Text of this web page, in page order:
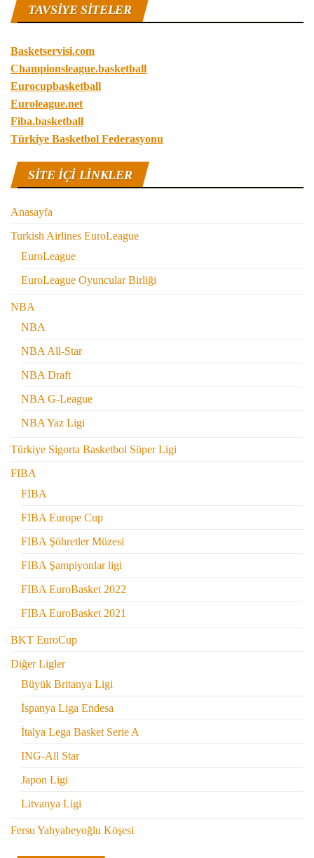
TAVSIYE SITELER
Basketservisi.com
Championsleague.basketball
Eurocupbasketball
Euroleague.net
Fiba.basketball
Türkiye Basketbol Federasyonu
SITE IÇI LINKLER
Anasayfa
Turkish Airlines EuroLeague
EuroLeague
EuroLeague Oyuncular Birliği
NBA
NBA
NBA All-Star
NBA Draft
NBA G-League
NBA Yaz Ligi
Türkiye Sigorta Basketbol Süper Ligi
FIBA
FIBA
FIBA Europe Cup
FIBA Şöhretler Müzesi
FIBA Şampiyonlar ligi
FIBA EuroBasket 2022
FIBA EuroBasket 2021
BKT EuroCup
Diğer Ligler
Büyük Britanya Ligi
İspanya Liga Endesa
İtalya Lega Basket Serie A
ING-All Star
Japon Ligi
Litvanya Ligi
Fersu Yahyabeyoğlu Köşesi